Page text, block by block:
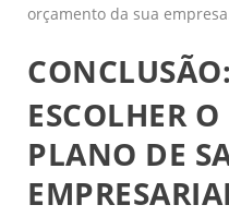
orçamento da sua
ESCOLHER
PLANO DE